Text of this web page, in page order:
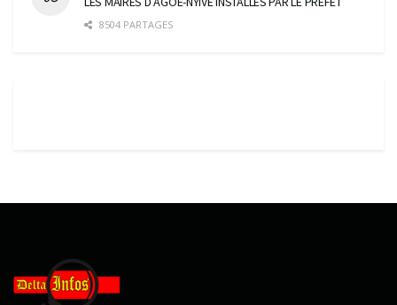
8504 PARTAGES